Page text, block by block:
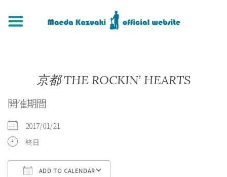
京都 THE ROCKIN’ HEARTS
開催期間
2017/01/21
終日
ADD TO CALENDAR